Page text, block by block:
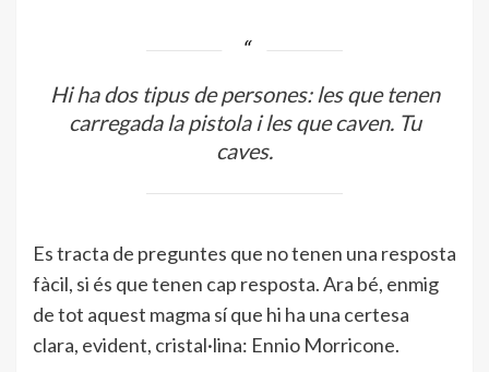
Hi ha dos tipus de persones: les que tenen
carregada la pistola i les que caven. Tu
caves.
Es tracta de preguntes que no tenen una resposta
fàcil, si és que tenen cap resposta. Ara bé, enmig
de tot aquest magma sí que hi ha una certesa
clara, evident, cristal·lina: Ennio Morricone.